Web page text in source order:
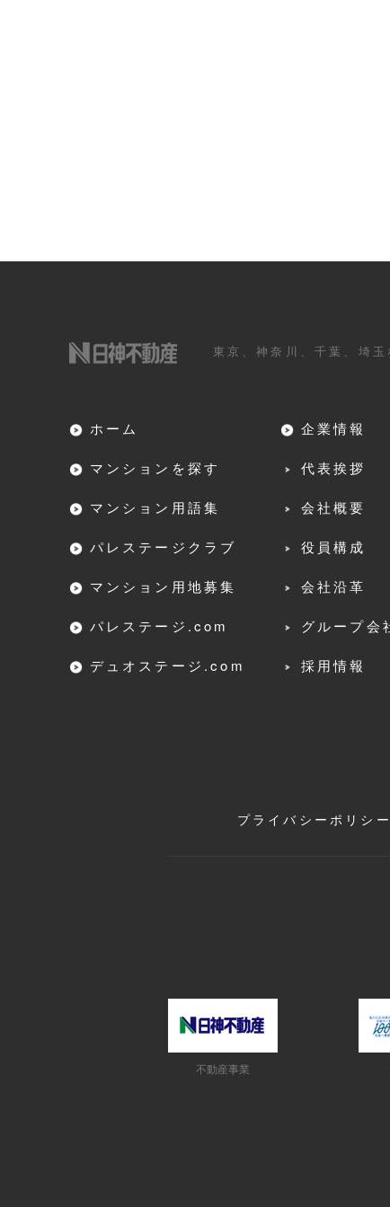
東京、神奈川、千葉、埼
ホーム
マンションを探す
マンション用語集
パレステージクラブ
マンション用地募集
パレステージ.com
デュオステージ.com
企業情報
代表挨拶
会社概要
役員構成
会社沿革
グループ会
採用情報
プライバシーポリシー
不動産事業